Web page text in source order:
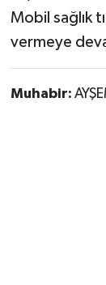
Mobil sağlık
vermeye
Muhabir: